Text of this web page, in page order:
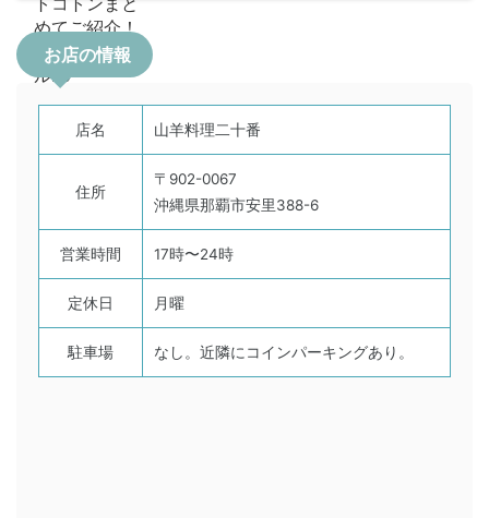
お店の情報
店名 山羊料理二十番
住所
〒902-0067
沖縄県那覇市安里388-6
営業時間 17時〜24時
定休日 月曜
駐車場 なし。近隣にコインパーキングあり。